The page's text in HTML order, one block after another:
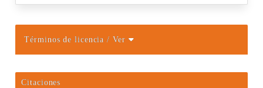
Términos de licencia/ Ver
Citaciones